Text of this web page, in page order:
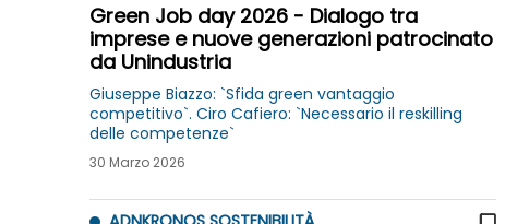
Green Job day 2026 - Dialogo tra
imprese e nuove generazioni patrocinato
da Unindustria
Giuseppe Biazzo: `Sfida green vantaggio
competitivo`. Ciro Cafiero: `Necessario il reskilling
delle competenze`
30 Marzo 2026